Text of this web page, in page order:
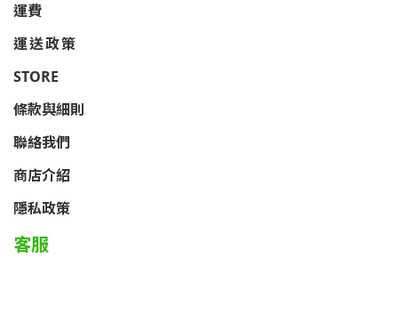
運費
運送政策
STORE
條款與細則
聯絡我們
商店介紹
隱私政策
客服